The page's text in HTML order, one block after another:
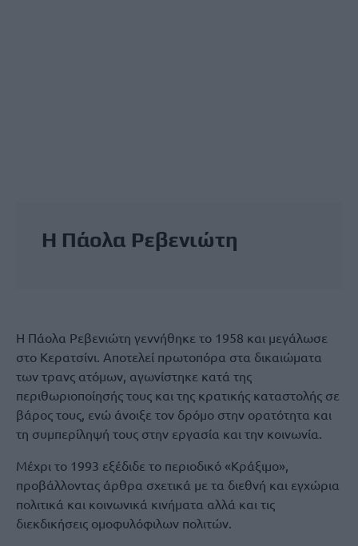
Η Πάολα Ρεβενιώτη
Η Πάολα Ρεβενιώτη γεννήθηκε το 1958 και μεγάλωσε
στο Κερατσίνι. Αποτελεί πρωτοπόρα στα δικαιώματα
των τρανς ατόμων, αγωνίστηκε κατά της
περιθωριοποίησής τους και της κρατικής καταστολής σε
βάρος τους, ενώ άνοιξε τον δρόμο στην ορατότητα και
τη συμπερίληψή τους στην εργασία και την κοινωνία.
Μέχρι το 1993 εξέδιδε το περιοδικό «Κράξιμο»,
προβάλλοντας άρθρα σχετικά με τα διεθνή και εγχώρια
πολιτικά και κοινωνικά κινήματα αλλά και τις
διεκδικήσεις ομοφυλόφιλων πολιτών.